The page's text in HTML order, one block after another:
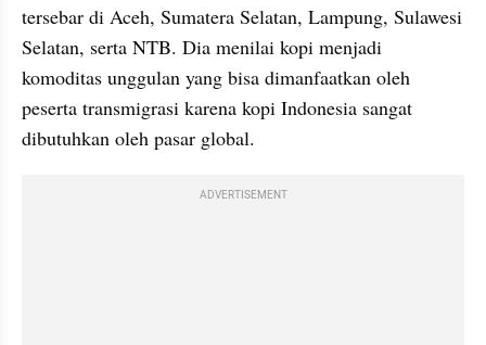
tersebar di Aceh, Sumatera Selatan, Lampung, Sulawesi
Selatan, serta NTB. Dia menilai kopi menjadi
komoditas unggulan yang bisa dimanfaatkan oleh
peserta transmigrasi karena kopi Indonesia sangat
dibutuhkan oleh pasar global.
ADVERTISEMENT